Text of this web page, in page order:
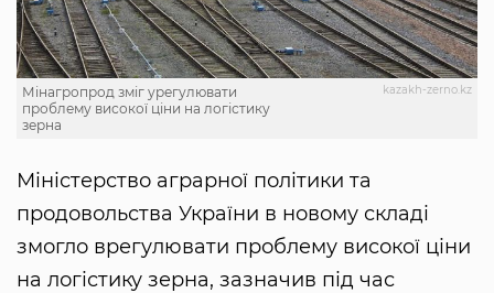
kazakh-zerno.kz
Мінагропрод зміг урегулювати
проблему високої ціни на логістику
зерна
Міністерство аграрної політики та
продовольства України в новому складі
змогло врегулювати проблему високої ціни
на логістику зерна, зазначив під час